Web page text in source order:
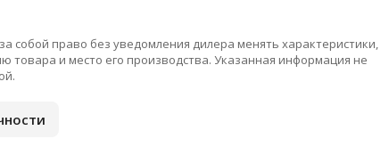
собой право без уведомления дилера менять характеристики,
товара и место его производства. Указанная информация не